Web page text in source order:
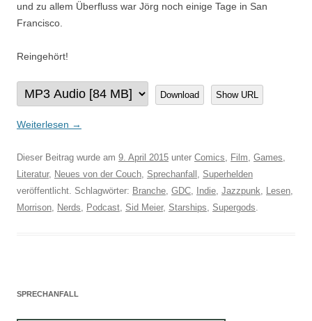
und zu allem Überfluss war Jörg noch einige Tage in San
Francisco.
Reingehört!
Download Show URL
Weiterlesen →
Dieser Beitrag wurde am 9. April 2015 unter Comics, Film, Games,
Literatur, Neues von der Couch, Sprechanfall , Superhelden
veröffentlicht. Schlagwörter: Branche, GDC, Indie, Jazzpunk, Lesen,
Morrison, Nerds, Podcast, Sid Meier, Starships, Supergods.
SPRECHANFALL